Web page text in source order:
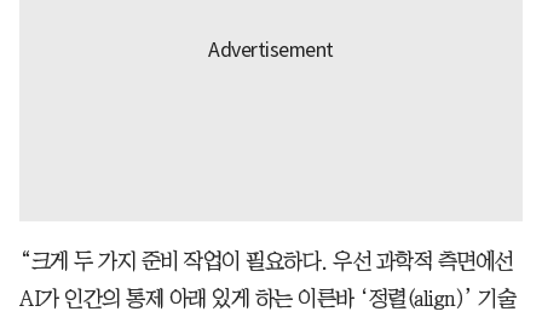
“크게 두 가지 준비 작업이 필요하다. 우선 과학적 측면에선
AI가 인간의 통제 아래 있게 하는 이른바 ‘정렬(align)’ 기술